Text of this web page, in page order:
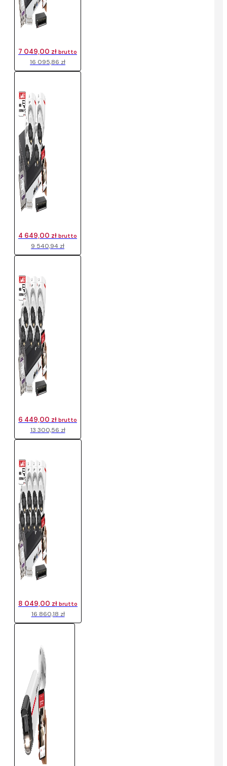
16 095,86 zł
7 049,00 zł brutto
9 540,94 zł
4 649,00 zł brutto
13 300,56 zł
6 449,00 zł brutto
16 860,18 zł
8 049,00 zł brutto